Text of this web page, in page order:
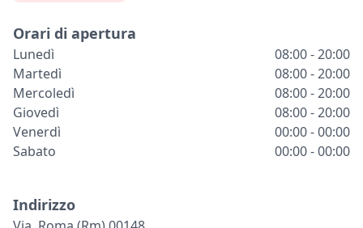
Orari di apertura
Lunedì
08:00 - 20:00
Martedì
08:00 - 20:00
Mercoledì
08:00 - 20:00
Giovedì
08:00 - 20:00
Venerdì
00:00 - 00:00
Sabato
00:00 - 00:00
Indirizzo